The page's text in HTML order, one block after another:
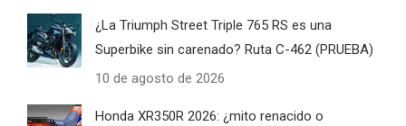
¿La Triumph Street Triple 765 RS es una
Superbike sin carenado? Ruta C-462 (PRUEBA)
10 de agosto de 2026
Honda XR350R 2026: ¿mito renacido o